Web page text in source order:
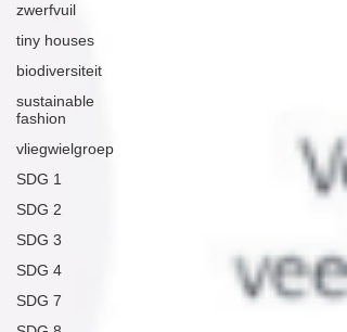
zwerfvuil
tiny houses
biodiversiteit
sustainable
fashion
vliegwielgroep
SDG 1
SDG 2
SDG 3
SDG 4
SDG 7